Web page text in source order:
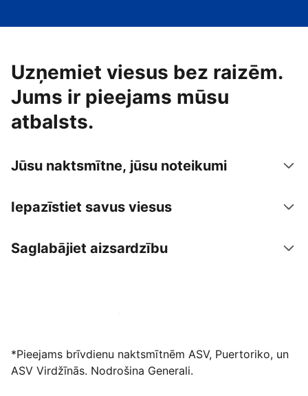
Uzņemiet viesus bez raizēm.
Jums ir pieejams mūsu
atbalsts.
Jūsu naktsmītne, jūsu noteikumi
Iepazīstiet savus viesus
Saglabājiet aizsardzību
Izvietot piedāvājumu mūsu platformā
*Pieejams brīvdienu naktsmītnēm ASV, Puertoriko, un
ASV Virdžīnās. Nodrošina Generali.